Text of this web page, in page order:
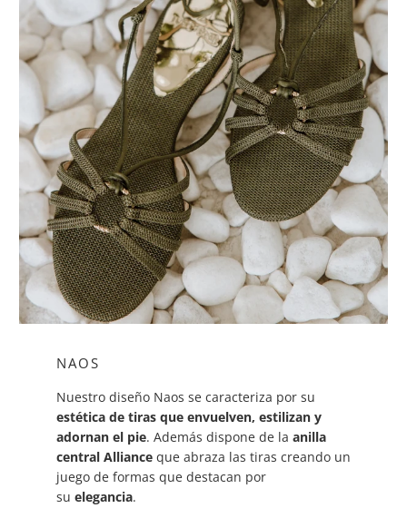
NAOS
Nuestro diseño Naos se caracteriza por su
estética de tiras que envuelven, estilizan y
adornan el pie. Además dispone de la anilla
central Allianceque abraza las tiras creando un
juego de formas que destacan por
su elegancia.